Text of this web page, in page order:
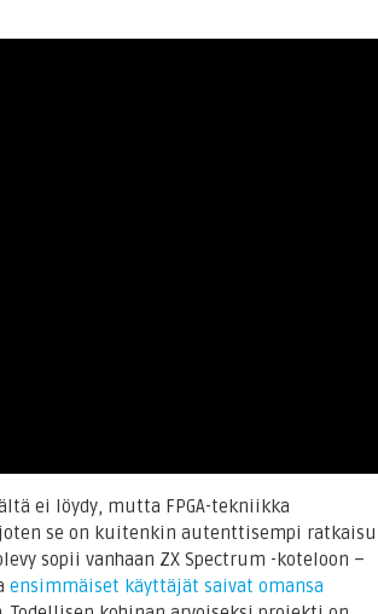
ei löydy, mutta FPGA-tekniikka
se on kuitenkin autenttisempi ratkaisu
sopii vanhaan ZX Spectrum -koteloon –
ensimmäiset käyttäjät saivat omansa